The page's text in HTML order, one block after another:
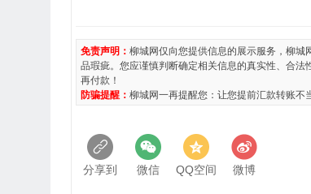
免责声明： 柳城网仅向您提供信息的展示服务，柳
品瑕疵。您应谨慎判断确定相关信息的真实性、合
再付款！
防骗提醒： 柳城网一再提醒您：让您提前汇款转账不
分享到 微信 QQ空间 微博